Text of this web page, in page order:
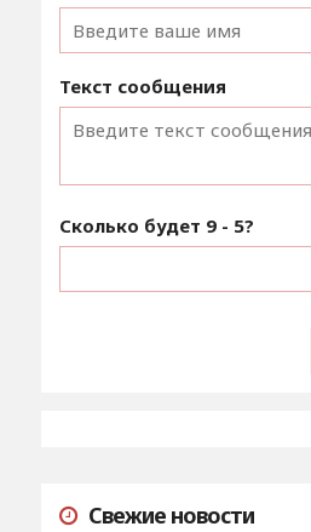
Текст сообщения
Сколько будет 9 - 5?
Свежие новости